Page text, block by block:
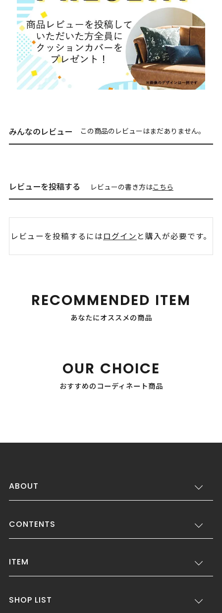
みんなのレビュー この商品のレビューはまだありません。
レビューを投稿する レビューの書き方はこちら
レビューを投稿するにはログイン と購入が必要です。
RECOMMENDED ITEM
あなたにオススメの商品
OUR CHOICE
おすすめのコーディネート商品
ABOUT
CONTENTS
ITEM
SHOP LIST